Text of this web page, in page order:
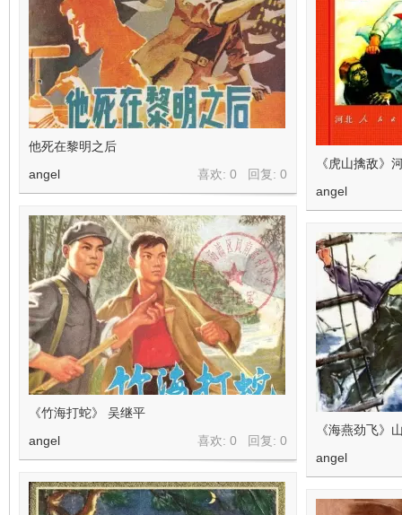
他死在黎明之后
喜欢: 0 回复: 0
angel
《虎山擒敌》
angel
《竹海打蛇》 吴继平
喜欢: 0 回复: 0
angel
《海燕劲飞》
angel